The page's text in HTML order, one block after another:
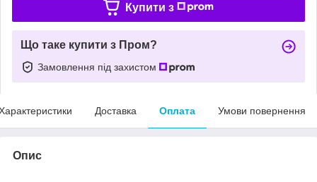
Купити з
Що таке купити з Пром?
Замовлення під захистом
Доставка Оплата Умови повернення
Опис